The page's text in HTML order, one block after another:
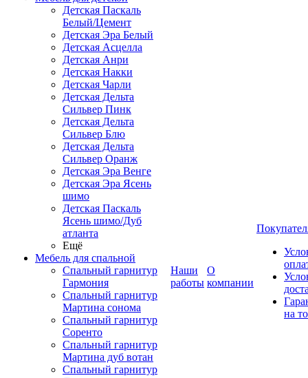
Детская Паскаль
Белый/Цемент
Детская Эра Белый
Детская Асцелла
Детская Анри
Детская Накки
Детская Чарли
Детская Дельта
Сильвер Пинк
Детская Дельта
Сильвер Блю
Детская Дельта
Сильвер Оранж
Детская Эра Венге
Детская Эра Ясень
шимо
Детская Паскаль
Ясень шимо/Дуб
атланта
Ещё
Мебель для спальной
Спальный гарнитур
Гармония
Спальный гарнитур
Мартина сонома
Спальный гарнитур
Соренто
Спальный гарнитур
Мартина дуб вотан
Спальный гарнитур
Наши
работы
О
компании
на